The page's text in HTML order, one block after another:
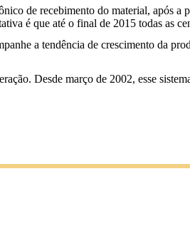
de recebimento do material, após a
é que até o final de 2015 todas as
a tendência de crescimento da
Desde março de 2002, esse